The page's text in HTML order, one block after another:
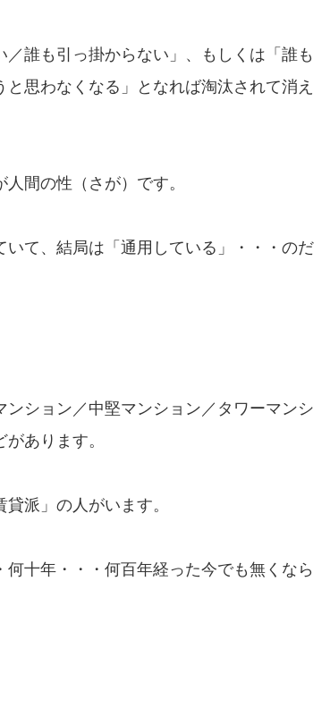
誰も引っ掛からない」、もしくは「誰も
思わなくなる」となれば淘汰されて消え
間の性（さが）です。
て、結局は「通用している」・・・のだ
ンション／中堅マンション／タワーマンシ
あります。
派」の人がいます。
十年・・・何百年経った今でも無くなら